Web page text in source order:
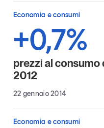
Un anno di
Economia e consumi
+0,7%
prezzi al consumo
2012
22 gennaio 2014
Economia e consumi